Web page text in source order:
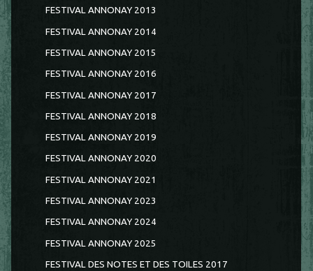
FESTIVAL ANNONAY 2013
FESTIVAL ANNONAY 2014
FESTIVAL ANNONAY 2015
FESTIVAL ANNONAY 2016
FESTIVAL ANNONAY 2017
FESTIVAL ANNONAY 2018
FESTIVAL ANNONAY 2019
FESTIVAL ANNONAY 2020
FESTIVAL ANNONAY 2021
FESTIVAL ANNONAY 2023
FESTIVAL ANNONAY 2024
FESTIVAL ANNONAY 2025
FESTIVAL DES NOTES ET DES TOILES 2017